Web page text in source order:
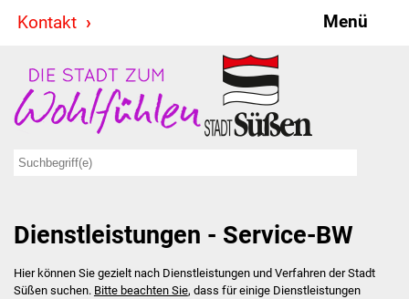
Kontakt Menü
Stadt & Politik
Bürgermeister
Ausschüsse
Ratsinformationssystem
Dienstleistungen - Service-BW
Hier können Sie gezielt nach Dienstleistungen und Verfahren der Stadt
Süßen suchen. Bitte beachten Sie, dass für einige Dienstleistungen